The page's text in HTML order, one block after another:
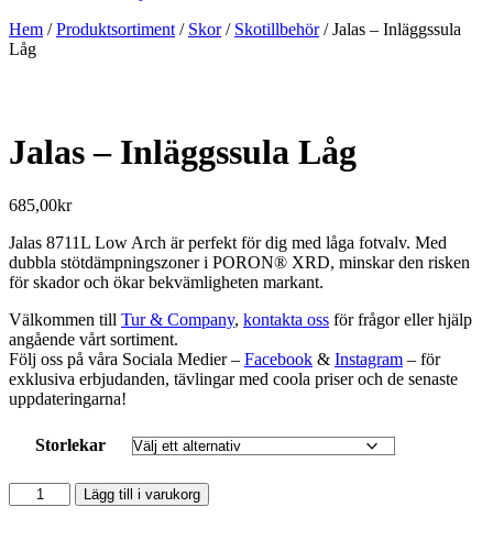
Hem /Produktsortiment / Skor/ Skotillbehör/ Jalas – Inläggssula
Låg
Jalas – Inläggssula Låg
685,00kr
Jalas 8711L Low Arch är perfekt för dig med låga fotvalv. Med
dubbla stötdämpningszoner i PORON® XRD, minskar den risken
för skador och ökar bekvämligheten markant.
Välkommen till Tur & Company, kontakta oss för frågor eller hjälp
angående vårt sortiment.
Följ oss på våra Sociala Medier – Facebook & Instagram – för
exklusiva erbjudanden, tävlingar med coola priser och de senaste
uppdateringarna!
Storlekar
Jalas
-
Lägg till i varukorg